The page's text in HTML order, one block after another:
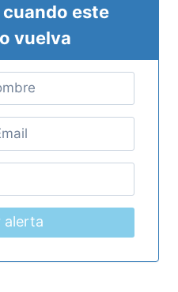
este
vuelva
alerta